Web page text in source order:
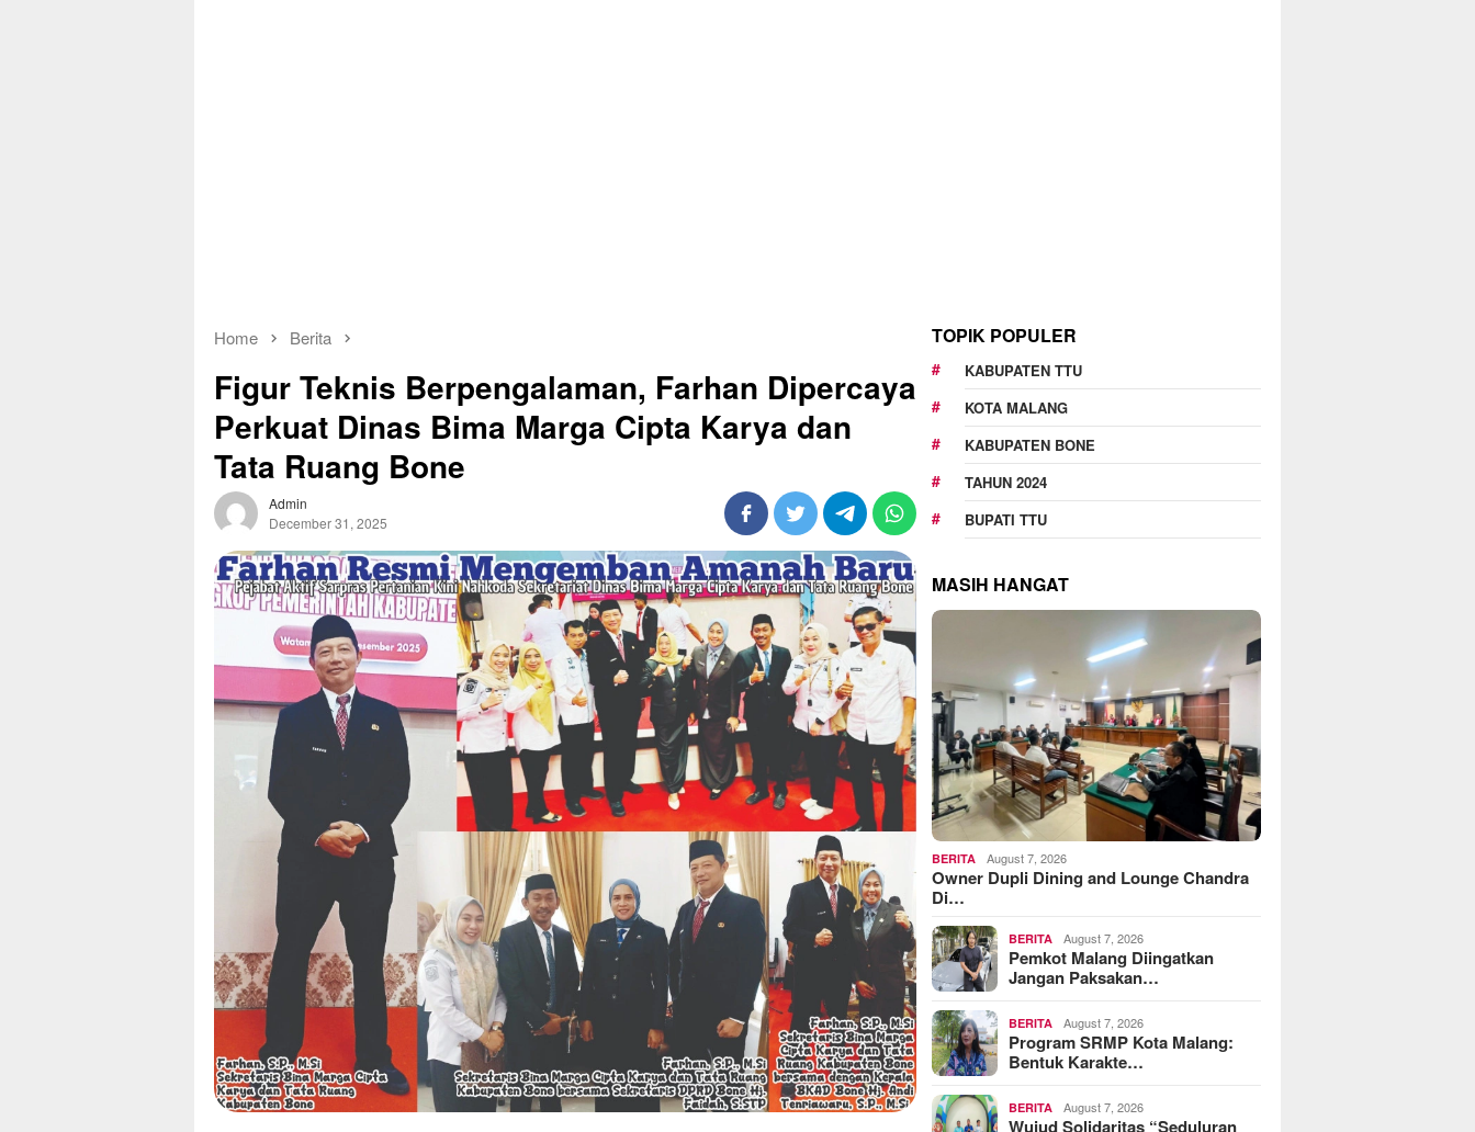
Home Berita
Figur Teknis Berpengalaman, Farhan Dipercaya
Perkuat Dinas Bima Marga Cipta Karya dan
Tata Ruang Bone
Admin
December 31, 2025
TOPIK POPULER
KABUPATEN TTU
KOTA MALANG
KABUPATEN BONE
TAHUN 2024
BUPATI TTU
MASIH HANGAT
BERITA August 7, 2026
Owner Dupli Dining and Lounge Chandra
Di…
BERITA August 7, 2026
Pemkot Malang Diingatkan
Jangan Paksakan…
BERITA August 7, 2026
Program SRMP Kota Malang:
Bentuk Karakte…
BERITA August 7, 2026
Wujud Solidaritas “Seduluran